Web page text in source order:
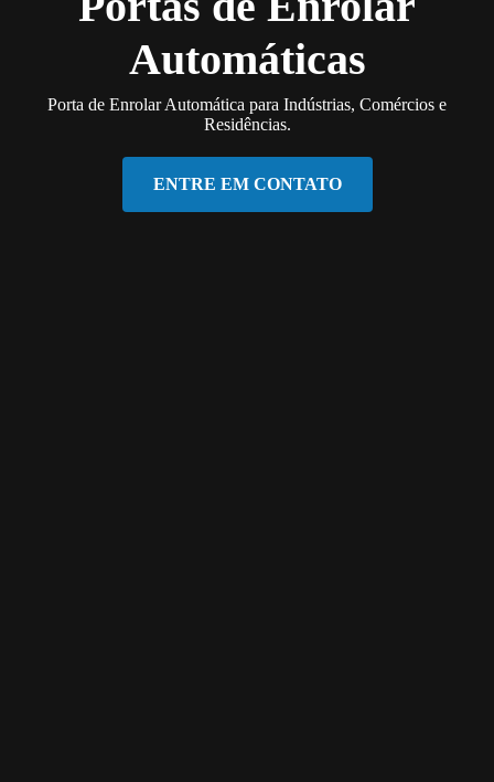
Automáticas
Porta de Enrolar Automática para Indústrias, Comércios e
Residências.
ENTRE EM CONTATO